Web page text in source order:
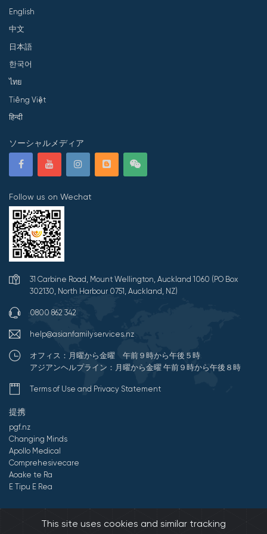
English
中文
日本語
한국어
ไทย
Tiếng Việt
हिन्दी
ソーシャルメディア
Follow us on Wechat
31 Carbine Road, Mount Wellington, Auckland 1060 (PO Box
302130, North Harbour 0751, Auckland, NZ)
0800 862 342
help@asianfamilyservices.nz
オフィス：月曜から金曜 午前９時から午後５時
アジアンヘルプライン：月曜から金曜 午前９時から午後８時
Terms of Use and Privacy Statement
提携
pgf.nz
Changing Minds
Apollo Medical
Comprehesivecare
Aoake te Ra
E Tipu E Rea
Developed by Onedash.biz
This site uses cookies and similar tracking